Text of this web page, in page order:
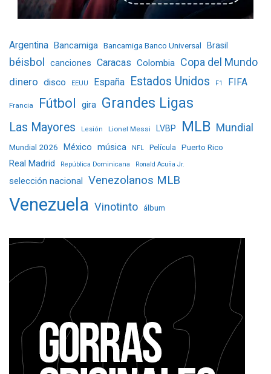
Argentina Bancamiga Bancamiga Banco Universal Brasil
béisbol canciones Caracas Colombia Copa del Mundo
dinero disco EEUU España Estados Unidos F1 FIFA
Francia Fútbol gira Grandes Ligas
Las Mayores Lesión Lionel Messi LVBP MLB Mundial
Mundial 2026 México música NFL Película Puerto Rico
Real Madrid República Dominicana Ronald Acuña Jr.
selección nacional Venezolanos MLB
Venezuela Vinotinto álbum